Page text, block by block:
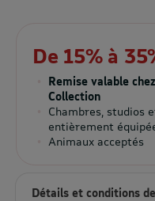
De 15% à
Remise valable
Collection
Chambres, studios
entièrement
Animaux acceptés
Détails et conditions